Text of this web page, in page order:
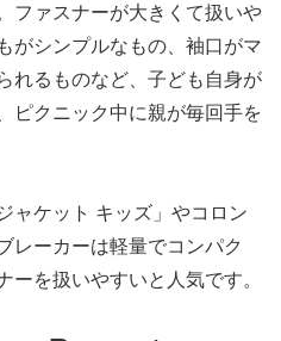
ファスナーが大きくて扱いや
がシンプルなもの、袖口がマ
れるものなど、子ども自身が
ピクニック中に親が毎回手を
ャケット キッズ」やコロン
レーカーは軽量でコンパク
ーを扱いやすいと人気です。